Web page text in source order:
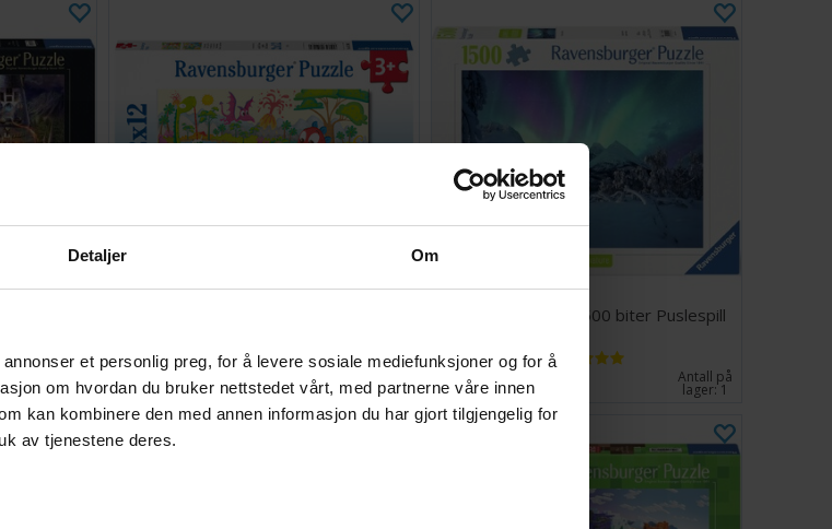
Detaljer Om
et personlig preg, for å levere sosiale mediefunksjoner og for å
om hvordan du bruker nettstedet vårt, med partnerne våre innen
kan kombinere den med annen informasjon du har gjort tilgjengelig for
av tjenestene deres.
lager: 1 128,- 17.08.2026
The Arctic Show 1500 biter Puslespill
258,- Antall på
lager:1